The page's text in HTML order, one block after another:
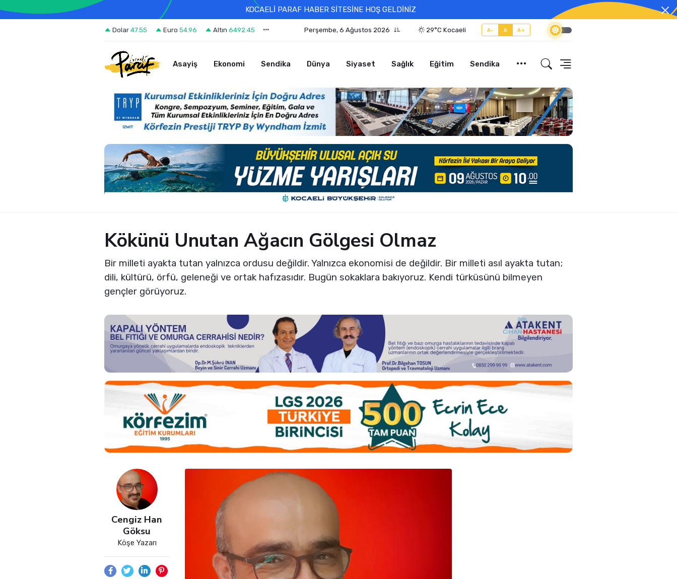
KOCAELİ PARAF HABER SİTESİNE HOŞ GELDİNİZ
Dolar 47.55 Euro 54.96 Altın 6492.45 Perşembe, 6 Ağustos 2026 29°C Kocaeli A- A A+
Asayiş Ekonomi Sendika Dünya Siyaset Sağlık Eğitim Sendika
Kökünü Unutan Ağacın Gölgesi Olmaz
Bir milleti ayakta tutan yalnızca ordusu değildir. Yalnızca ekonomisi de değildir. Bir milleti asıl ayakta tutan;
dili, kültürü, örfü, geleneği ve ortak hafızasıdır. Bugün sokaklara bakıyoruz. Kendi türküsünü bilmeyen
gençler görüyoruz.
Cengiz Han
Göksu
Köşe Yazarı